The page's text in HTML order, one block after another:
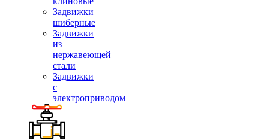
Задвижки
шиберные
Задвижки
из
нержавеющей
стали
Задвижки
с
электроприводом